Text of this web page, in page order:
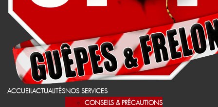
ACCUEILACTUALITÉSNOS SERVICES
CONSEILS & PRÉCAUTIONS